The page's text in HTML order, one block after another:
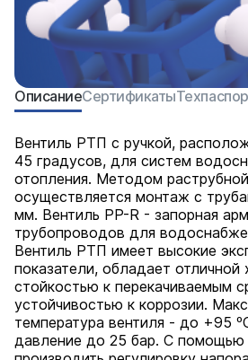
ОписаниеСертификаты
Вентиль РТП с ручкой,
45 градусов, для систем
отопления. Методом
осуществляется монтаж с
мм. Вентиль PP-R - запорная
трубопроводов для
Вентиль РТП имеет высокие
показатели, обладает отличной
стойкостью к перекачиваемым
устойчивостью к коррозии.
температура вентиля - до +95
давление до 25 бар. С помощью